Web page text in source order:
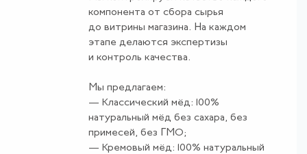
компонента от сбора сырья
до витрины магазина. На каждом
этапе делаются экспертизы
и контроль качества.
Мы предлагаем:
— Классический мёд: 100%
натуральный мёд без сахара, без
примесей, без ГМО;
— Кремовый мёд: 100% натуральный